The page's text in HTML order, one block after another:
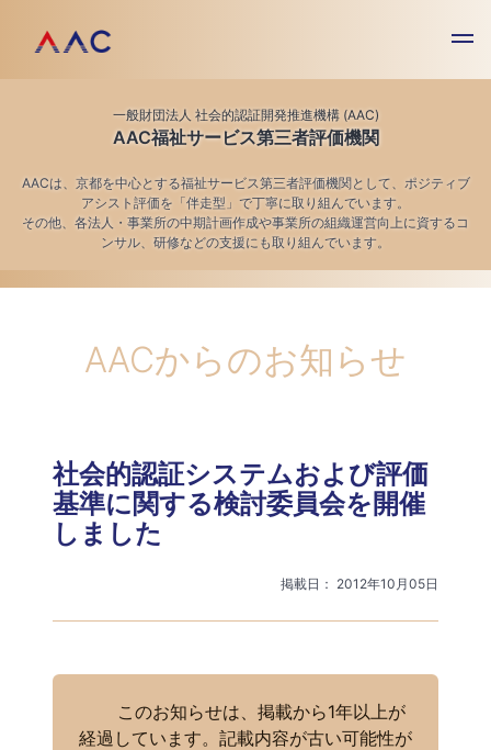
一般財団法人 社会的認証開発推進機構 (AAC)
AAC福祉サービス第三者評価機関
AACは、京都を中心とする福祉サービス第三者評価機関として、ポジティブ
アシスト評価を「伴走型」で丁寧に取り組んでいます。
その他、各法人・事業所の中期計画作成や事業所の組織運営向上に資するコ
ンサル、研修などの支援にも取り組んでいます。
AACからのお知らせ
社会的認証システムおよび評価
基準に関する検討委員会を開催
しました
掲載日： 2012年10月05日
このお知らせは、掲載から1年以上が
経過しています。記載内容が古い可能性が